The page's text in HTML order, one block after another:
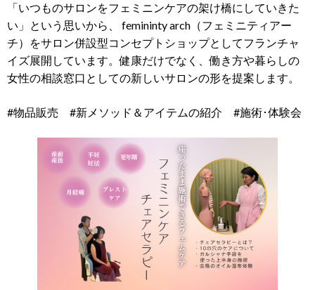
「いつものサロンをフェミニンケアの架け橋にしていきた
い」という思いから、 femininty arch（フェミニティアー
チ）をサロン併設型コンセプトショップとしてフランチャ
イズ展開しています。健康だけでなく、働き方や暮らしの
女性の相談窓口としての新しいサロンの形を提案します。
#物品販売 #新メソッド＆アイテムの紹介 #施術･体験会